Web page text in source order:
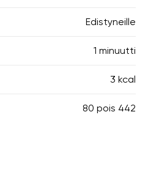
Edistyneille
1 minuutti
3 kcal
80 pois 442